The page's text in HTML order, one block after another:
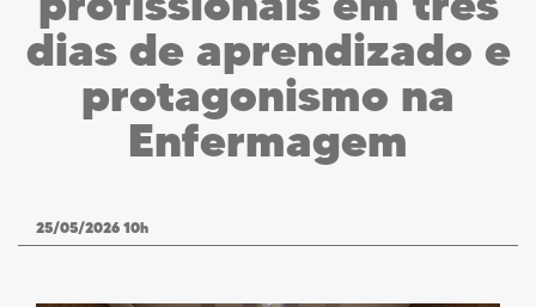
dias de aprendizado e
protagonismo na
Enfermagem
25/05/2026 10h